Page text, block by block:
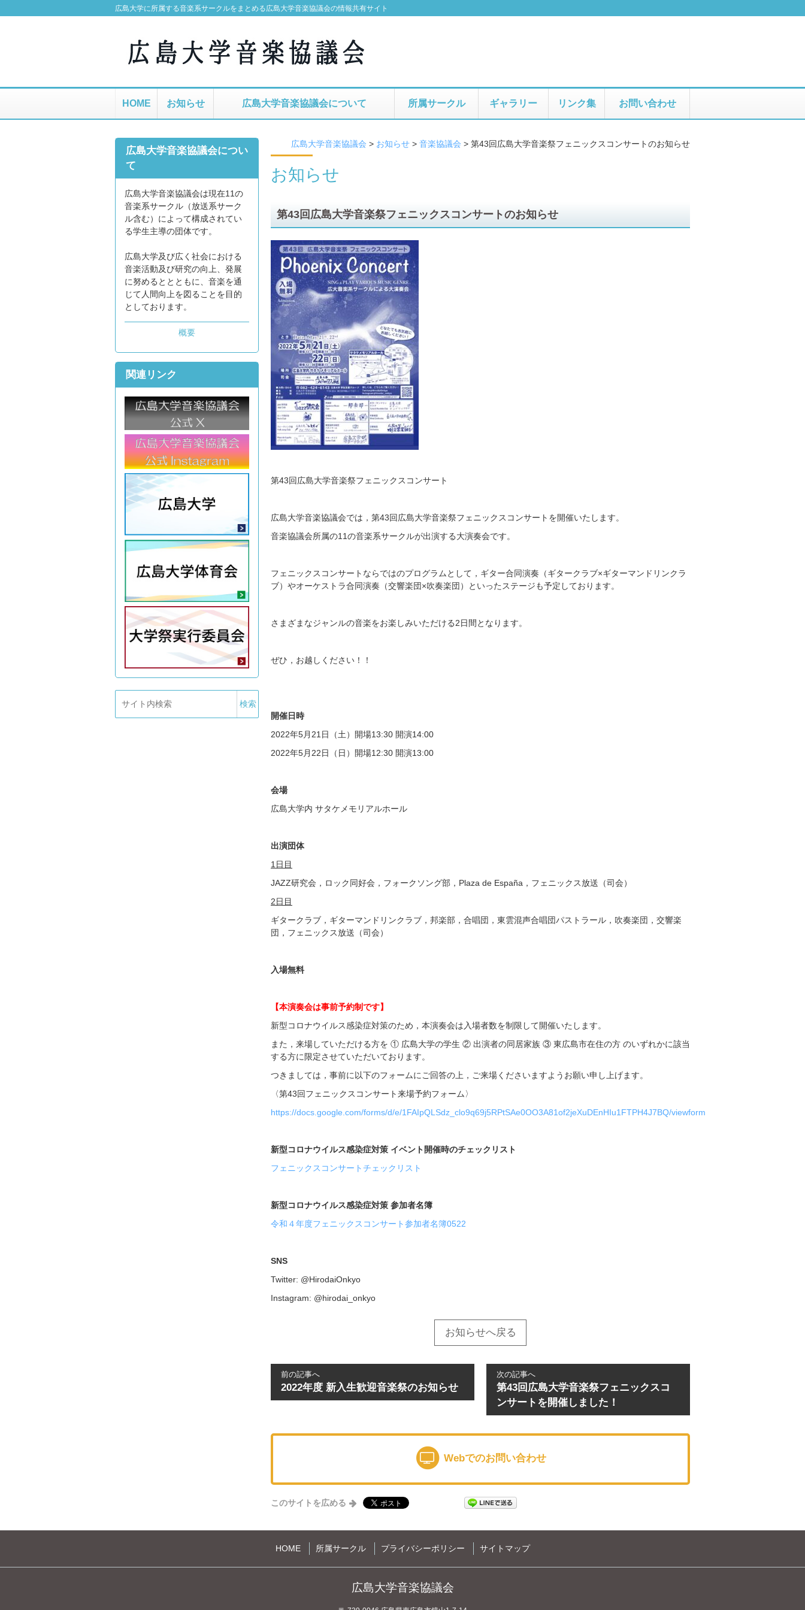
広島大学に所属する音楽系サークルをまとめる広島大学音楽協議会の情報共有サイト
HOME お知らせ 広島大学音楽協議会について 所属サークル ギャラリー リンク集 お問い合わせ
広島大学音楽協議会 > お知らせ > 音楽協議会 > 第43回広島大学音楽祭フェニックスコンサートのお知らせ
お知らせ
第43回広島大学音楽祭フェニックスコンサートのお知らせ
第43回広島大学音楽祭フェニックスコンサート
広島大学音楽協議会では，第43回広島大学音楽祭フェニックスコンサートを開催いたします。
音楽協議会所属の11の音楽系サークルが出演する大演奏会です。
フェニックスコンサートならではのプログラムとして，ギター合同演奏（ギタークラブ×ギターマンドリンクラ
ブ）やオーケストラ合同演奏（交響楽団×吹奏楽団）といったステージも予定しております。
さまざまなジャンルの音楽をお楽しみいただける2日間となります。
ぜひ，お越しください！！
開催日時
2022年5月21日（土）開場13:30 開演14:00
2022年5月22日（日）開場12:30 開演13:00
会場
広島大学内 サタケメモリアルホール
出演団体
1日目
JAZZ研究会，ロック同好会，フォークソング部，Plaza de España，フェニックス放送（司会）
2日目
ギタークラブ，ギターマンドリンクラブ，邦楽部，合唱団，東雲混声合唱団パストラール，吹奏楽団，交響楽
団，フェニックス放送（司会）
入場無料
【本演奏会は事前予約制です】
新型コロナウイルス感染症対策のため，本演奏会は入場者数を制限して開催いたします。
また，来場していただける方を ① 広島大学の学生 ② 出演者の同居家族 ③ 東広島市在住の方 のいずれかに該当
する方に限定させていただいております。
つきましては，事前に以下のフォームにご回答の上，ご来場くださいますようお願い申し上げます。
〈第43回フェニックスコンサート来場予約フォーム〉
https://docs.google.com/forms/d/e/1FAIpQLSdz_clo9q69j5RPtSAe0OO3A81of2jeXuDEnHIu1FTPH4J7BQ/viewform
新型コロナウイルス感染症対策 イベント開催時のチェックリスト
フェニックスコンサートチェックリスト
新型コロナウイルス感染症対策 参加者名簿
令和４年度フェニックスコンサート参加者名簿0522
SNS
Twitter: @HirodaiOnkyo
Instagram: @hirodai_onkyo
お知らせへ戻る
前の記事へ
2022年度 新入生歓迎音楽祭のお知らせ
次の記事へ
第43回広島大学音楽祭フェニックスコ
ンサートを開催しました！
Webでのお問い合わせ
このサイトを広める
広島大学音楽協議会につい
て
広島大学音楽協議会は現在11の
音楽系サークル（放送系サーク
ル含む）によって構成されてい
る学生主導の団体です。
広島大学及び広く社会における
音楽活動及び研究の向上、発展
に努めるととともに、音楽を通
じて人間向上を図ることを目的
としております。
概要
関連リンク
HOME 所属サークル プライバシーポリシー サイトマップ
広島大学音楽協議会